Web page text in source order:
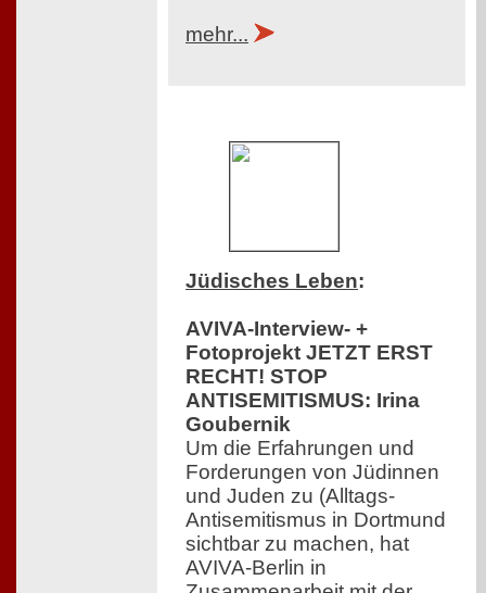
mehr...
Jüdisches Leben:
AVIVA-Interview- +
Fotoprojekt JETZT ERST
RECHT! STOP
ANTISEMITISMUS: Irina
Goubernik
Um die Erfahrungen und
Forderungen von Jüdinnen
und Juden zu (Alltags-
Antisemitismus in Dortmund
sichtbar zu machen, hat
AVIVA-Berlin in